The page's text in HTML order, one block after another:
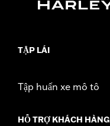
TẬP LÁI
Tập huấn xe mô tô
HỖ TRỢ KHÁCH HÀNG